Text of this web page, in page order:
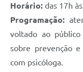
Horário: das 17h
Programação:
voltado ao público
sobre prevenção
com psicóloga.